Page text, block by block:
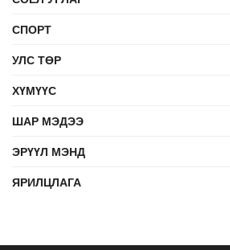
СПОРТ
УЛС ТӨР
ХҮМҮҮС
ШАР МЭДЭЭ
ЭРҮҮЛ МЭНД
ЯРИЛЦЛАГА